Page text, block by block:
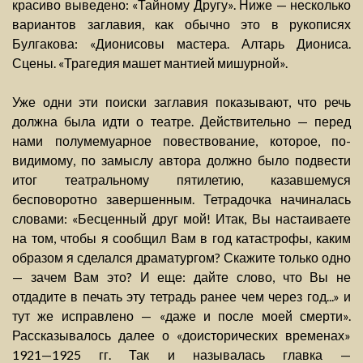
красиво выведено: «Тайному Другу». Ниже — несколько
вариантов заглавия, как обычно это в рукописях
Булгакова: «Дионисовы мастера. Алтарь Диониса.
Сцены. «Трагедия машет мантией мишурной».
Уже одни эти поиски заглавия показывают, что речь
должна была идти о театре. Действительно — перед
нами полумемуарное повествование, которое, по-
видимому, по замыслу автора должно было подвести
итог театральному пятилетию, казавшемуся
бесповоротно завершенным. Тетрадочка начиналась
словами: «Бесценный друг мой! Итак, Вы настаиваете
на том, чтобы я сообщил Вам в год катастрофы, каким
образом я сделался драматургом? Скажите только одно
— зачем Вам это? И еще: дайте слово, что Вы не
отдадите в печать эту тетрадь ранее чем через год...» и
тут же исправлено — «даже и после моей смерти».
Рассказывалось далее о «доисторических временах»
1921—1925 гг. Так и называлась главка —